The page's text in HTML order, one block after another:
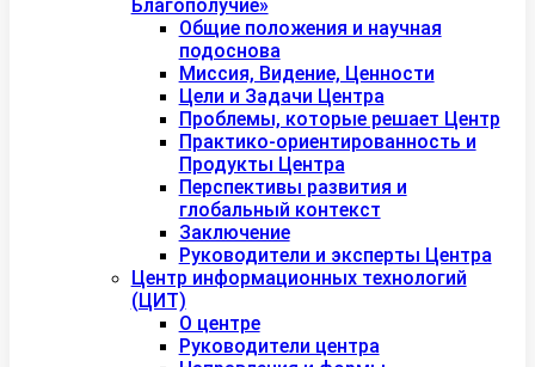
Благополучие»
Общие положения и научная
подоснова
Миссия, Видение, Ценности
Цели и Задачи Центра
Проблемы, которые решает Центр
Практико-ориентированность и
Продукты Центра
Перспективы развития и
глобальный контекст
Заключение
Руководители и эксперты Центра
Центр информационных технологий
(ЦИТ)
О центре
Руководители центра